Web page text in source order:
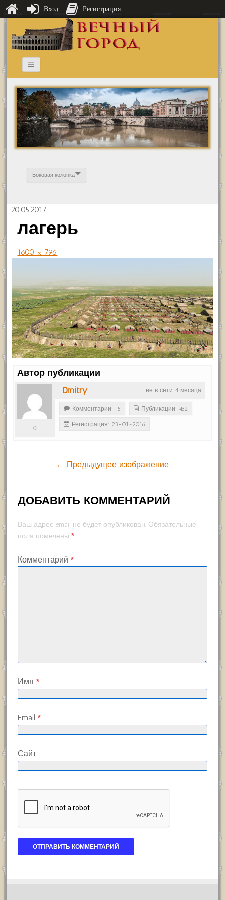
Боковая колонка
20.05.2017
лагерь
1600 × 796
Автор публикации
не в сети 4 месяца
Dmitry
0
Комментарии: 15 Публикации: 432
Регистрация: 23-01-2016
← Предыдущее изображение
ДОБАВИТЬ КОММЕНТАРИЙ
Ваш адрес email не будет опубликован. Обязательные
поля помечены *
Комментарий *
Имя *
Email *
Сайт
Вход Регистрация